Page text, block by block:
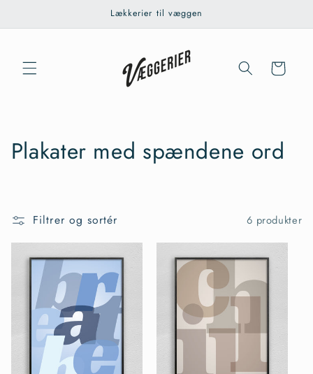
Lækkerier til væggen
Indkøbskurv
K
l
Plakater med spændene ord
Filtrer og sortér 6 produkter